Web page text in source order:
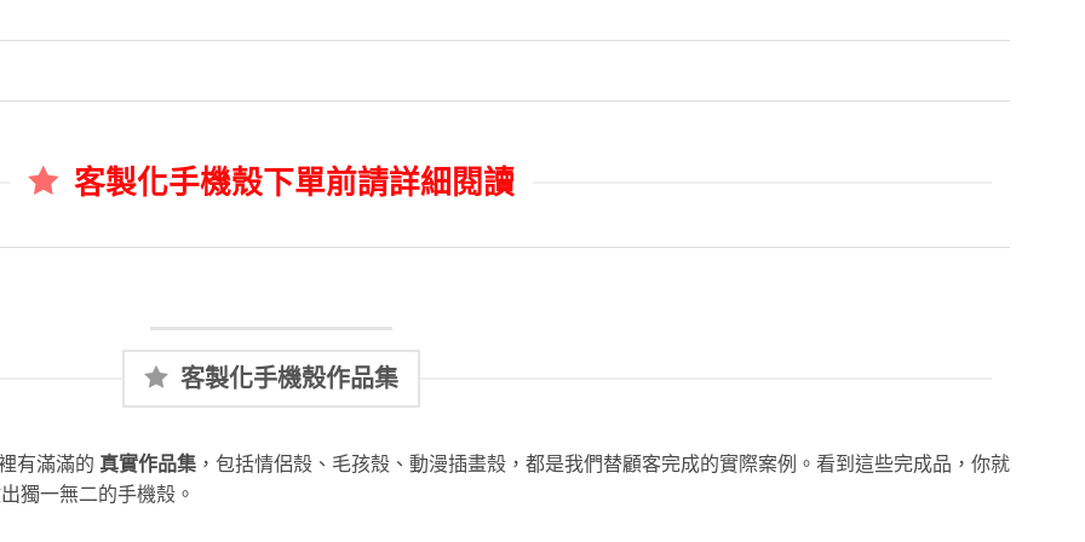
客製化手機殼下單前請詳細閱讀
客製化手機殼作品集
有滿滿的 真實作品集 ，包括情侶殼、毛孩殼、動漫插畫殼，都是我們替顧客完成的實際案例。看到這些完成品，你就
獨一無二的手機殼。